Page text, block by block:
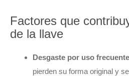
Factores que
de la llave
Desgaste por uso
pierden su forma original y